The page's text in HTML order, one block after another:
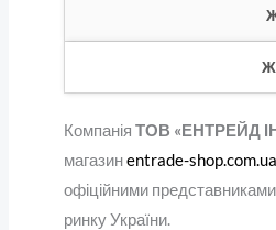
Компанія ТОВ «ЕНТРЕЙД
магазинentrade-shop.com.ua
офіційними
ринку України.